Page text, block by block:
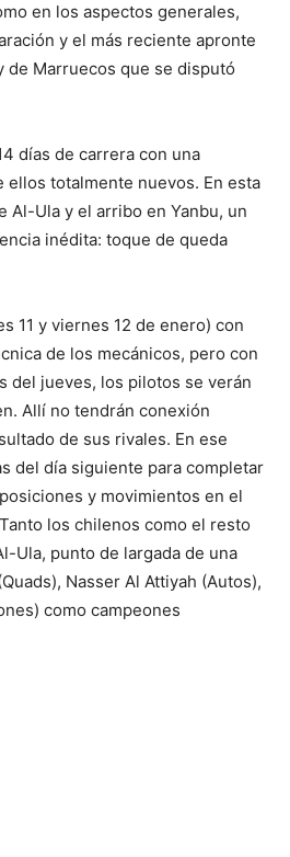
en los aspectos generales,
y el más reciente apronte
de Marruecos que se disputó
días de carrera con una
totalmente nuevos. En esta
Al-Ula y el arribo en Yanbu, un
inédita: toque de queda
11 y viernes 12 de enero) con
de los mecánicos, pero con
del jueves, los pilotos se verán
Allí no tendrán conexión
de sus rivales. En ese
del día siguiente para completar
y movimientos en el
los chilenos como el resto
Ula, punto de largada de una
Nasser Al Attiyah (Autos),
como campeones